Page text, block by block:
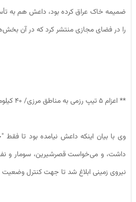
ضمیمه خاک عراق کرده بود، داعش هم به
را در فضای مجازی منتشر کرد که در آن
** اعزام ۵ تیپ رزمی به مناطق مرزی/ ۴۰ کیلومتر فراتر از مرز را خط قرمز اعلام کردیم
وی با بیان اینکه داعش نیامده بود تا
داشت، و می‌خواست قصرشیرین، سومار و
نیروی زمینی ابلاغ شد تا جهت کنترل وضعیت